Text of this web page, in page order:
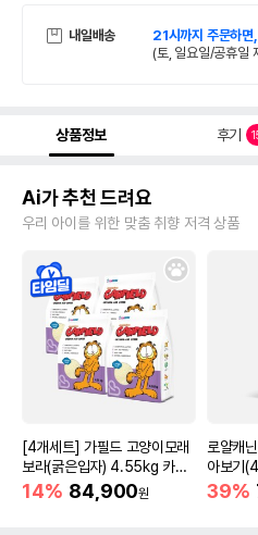
내일배송 21시까지 주문하면,
(토, 일요일/공휴일
상품정보 후기
Ai가 추천 드려요
우리 아이를 위한 맞춤 취향 저격 상품
[4개세트] 가필드 고양이모래
보라(굵은입자) 4.55kg 카사
바모래
14% 84,900원
로얄캐
아보기
39%